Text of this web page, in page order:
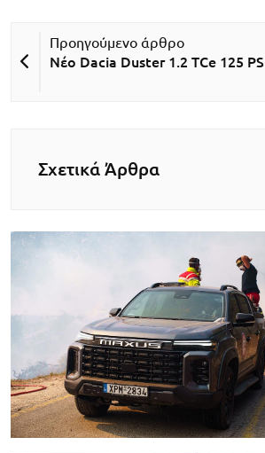
Νέο Dacia Duster 1.2 TCe 125 PS
Σχετικά Άρθρα